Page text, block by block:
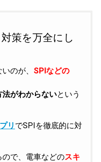
策を万全にし
のが、 SPIなどの
がわからないという
リ でSPIを徹底的に対
で、電車などのスキ